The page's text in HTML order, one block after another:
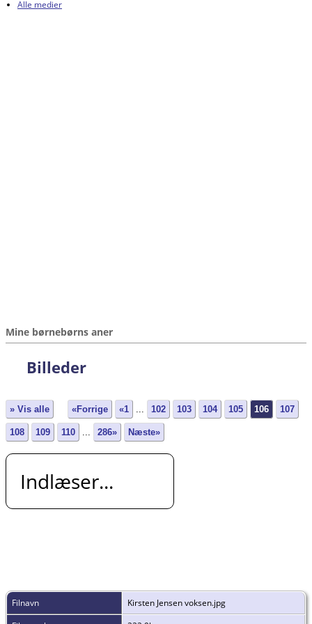
Alle medier
Mine børnebørns aner
Billeder
» Vis alle «Forrige «1 ... 102 103 104 105 106 107
108 109 110 ... 286» Næste»
Indlæser...
Filnavn
Kirsten Jensen voksen.jpg